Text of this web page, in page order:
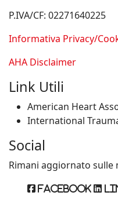
P.IVA/CF: 02271640225
Informativa Privacy/
AHA Disclaimer
Link Utili
American Heart
International
Social
Rimani aggiornato sulle
Facebook